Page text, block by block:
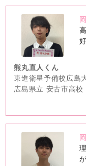
no
image
熊丸直人くん
東進衛星予備校広島
広島県立 安古市高校
no
image